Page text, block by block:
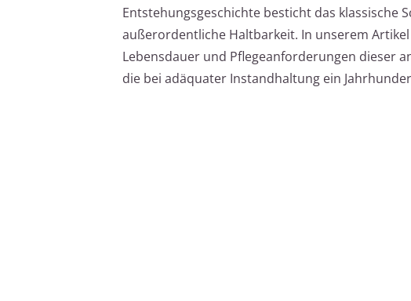
Entstehungsgeschichte besticht das klassische
außerordentliche Haltbarkeit. In unserem
Lebensdauer und Pflegeanforderungen dieser
die bei adäquater Instandhaltung ein